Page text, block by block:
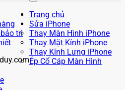
trì
Trang chủ
Sửa iPhone
Thay Màn Hình iPhone
Thay Mặt Kính iPhone
Thay Kính Lưng iPhone
Ép Cổ Cáp Màn Hình